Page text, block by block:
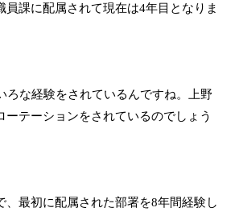
員課に配属されて現在は4年目となりま
ろな経験をされているんですね。上野
ーテーションをされているのでしょう
、最初に配属された部署を8年間経験し